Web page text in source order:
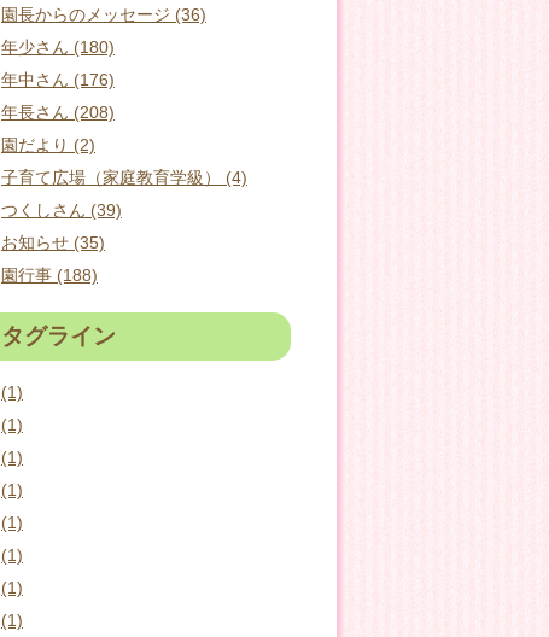
園長からのメッセージ (36)
年少さん (180)
年中さん (176)
年長さん (208)
園だより (2)
子育て広場（家庭教育学級） (4)
つくしさん (39)
お知らせ (35)
園行事 (188)
タグライン
(1)
(1)
(1)
(1)
(1)
(1)
(1)
(1)